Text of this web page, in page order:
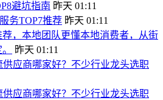
避坑指南 昨天 01:11
务TOP7推荐 昨天 01:11
，本地团队更懂本地消费者，从街
昨天 01:11
应商哪家好？不少行业龙头选职
应商哪家好？不少行业龙头选职